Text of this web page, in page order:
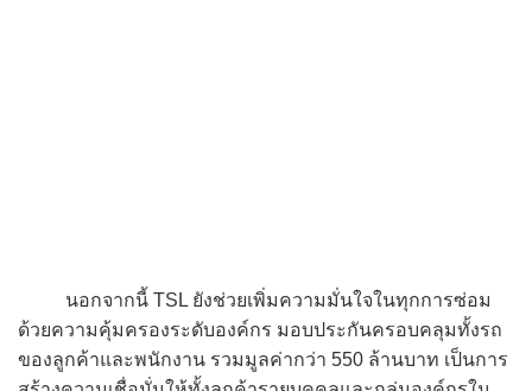
นอกจากนี้ TSL ยังช่วยเพิ่มความมั่นใจในทุกการซ่อม
ด้วยความคุ้มครองระดับองค์กร มอบประกันครอบคลุมทั้งรถ
ของลูกค้าและพนักงาน รวมมูลค่ากว่า 550 ล้านบาท เป็นการ